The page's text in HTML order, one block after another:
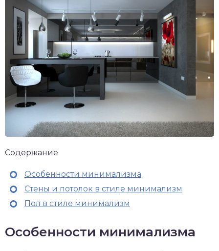
Содержание
Особенности минимализма
Стены и потолок в стиле минимализм
Пол в стиле минимализм
Особенности минимализма